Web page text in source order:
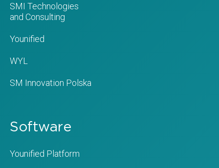
SMI Technologies
and Consulting
Younified
WYL
SM Innovation Polska
Software
Younified Platform